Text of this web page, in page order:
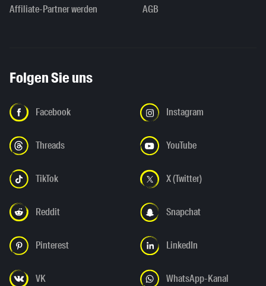
Affiliate-Partner werden AGB
Folgen Sie uns
Facebook Instagram
Threads YouTube
TikTok X (Twitter)
Reddit Snapchat
Pinterest LinkedIn
VK WhatsApp-Kanal